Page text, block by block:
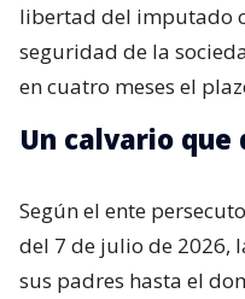
libertad del imputado
seguridad de la
en cuatro meses el
Un calvario que
Según el ente
del 7 de julio de 2026,
sus padres hasta el